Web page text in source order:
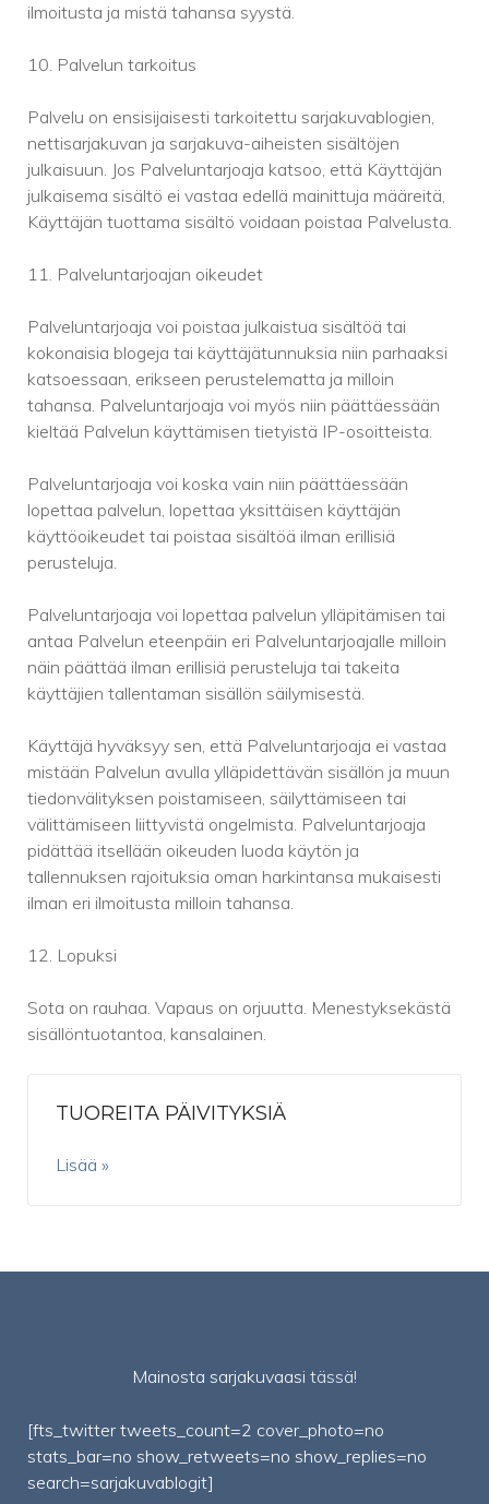
ilmoitusta ja mistä tahansa syystä.
10. Palvelun tarkoitus
Palvelu on ensisijaisesti tarkoitettu sarjakuvablogien,
nettisarjakuvan ja sarjakuva-aiheisten sisältöjen
julkaisuun. Jos Palveluntarjoaja katsoo, että Käyttäjän
julkaisema sisältö ei vastaa edellä mainittuja määreitä,
Käyttäjän tuottama sisältö voidaan poistaa Palvelusta.
11. Palveluntarjoajan oikeudet
Palveluntarjoaja voi poistaa julkaistua sisältöä tai
kokonaisia blogeja tai käyttäjätunnuksia niin parhaaksi
katsoessaan, erikseen perustelematta ja milloin
tahansa. Palveluntarjoaja voi myös niin päättäessään
kieltää Palvelun käyttämisen tietyistä IP-osoitteista.
Palveluntarjoaja voi koska vain niin päättäessään
lopettaa palvelun, lopettaa yksittäisen käyttäjän
käyttöoikeudet tai poistaa sisältöä ilman erillisiä
perusteluja.
Palveluntarjoaja voi lopettaa palvelun ylläpitämisen tai
antaa Palvelun eteenpäin eri Palveluntarjoajalle milloin
näin päättää ilman erillisiä perusteluja tai takeita
käyttäjien tallentaman sisällön säilymisestä.
Käyttäjä hyväksyy sen, että Palveluntarjoaja ei vastaa
mistään Palvelun avulla ylläpidettävän sisällön ja muun
tiedonvälityksen poistamiseen, säilyttämiseen tai
välittämiseen liittyvistä ongelmista. Palveluntarjoaja
pidättää itsellään oikeuden luoda käytön ja
tallennuksen rajoituksia oman harkintansa mukaisesti
ilman eri ilmoitusta milloin tahansa.
12. Lopuksi
Sota on rauhaa. Vapaus on orjuutta. Menestyksekästä
sisällöntuotantoa, kansalainen.
TUOREITA PÄIVITYKSIÄ
Lisää »
Mainosta sarjakuvaasi tässä!
[fts_twitter tweets_count=2 cover_photo=no
stats_bar=no show_retweets=no show_replies=no
search=sarjakuvablogit]